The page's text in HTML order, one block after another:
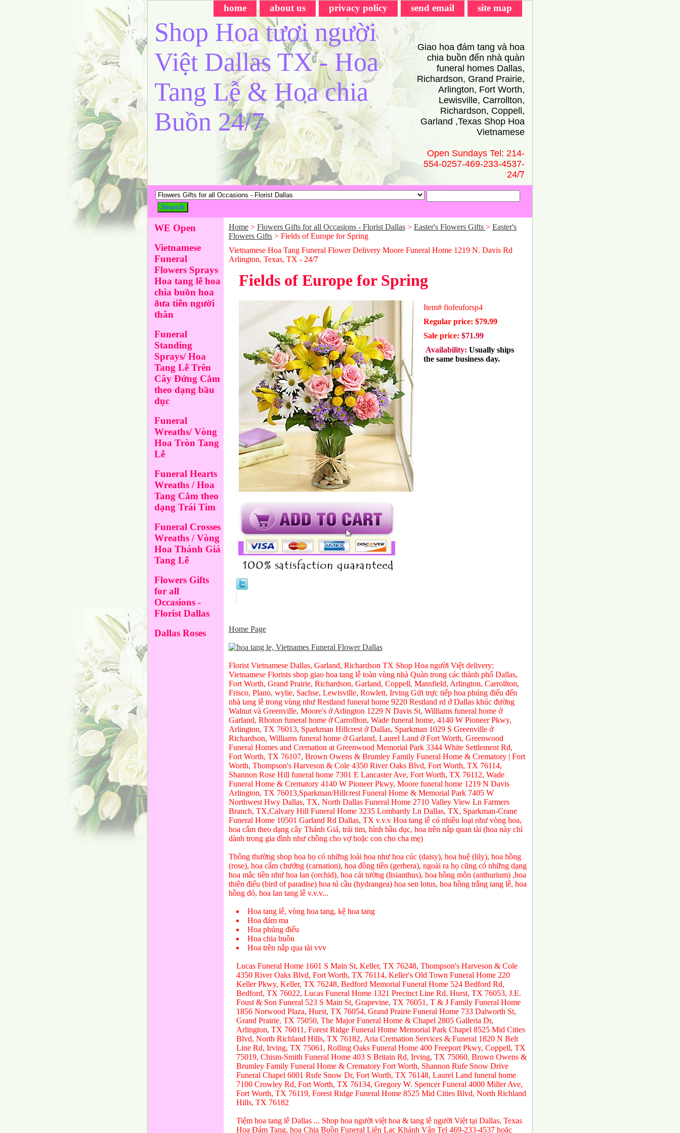
home about us privacy policy send email site map
Shop Hoa tươi người
Việt Dallas TX - Hoa
Tang Lễ & Hoa chia
Buồn 24/7
Giao hoa đám tang và hoa
chia buồn đến nhà quàn
funeral homes Dallas,
Richardson, Grand Prairie,
Arlington, Fort Worth,
Lewisville, Carrollton,
Richardson, Coppell,
Garland ,Texas Shop Hoa
Vietnamese
Open Sundays Tel: 214-
554-0257-469-233-4537-
24/̃7
Home > Flowers Gifts for all Occasions - Florist Dallas > Easter's Flowers Gifts > Easter's
Flowers Gifts > Fields of Europe for Spring
Vietnamese Hoa Tang Funeral Flower Delivery Moore Funeral Home 1219 N. Davis Rd
Arlington, Texas, TX - 24/̃7
Fields of Europe for Spring
Item# fiofeuforsp4
Regular price: $79.99
Sale price: $71.99
Availability: Usually ships
the same business day.
Home Page
Florist Vietnamese Dallas, Garland, Richardson TX Shop Hoa người Việt delivery:
Vietnamese Florists shop giao hoa tang lễ toàn vùng nhà Quàn trong các thành phố Dallas,
Fort Worth, Grand Prairie, Richardson, Garland, Coppell, Mansfield, Arlington, Carrollton,
Frisco, Plano, wylie, Sachse, Lewisville, Rowlett, Irving Gửi trực tiếp hoa phúng điếu đến
nhà tang lễ trong vùng như Restland funeral home 9220 Restland rd ở Dallas khúc đường
Walnut và Greenville, Moore's ở Arlington 1229 N Davis St, Williams funeral home ở
Garland, Rhoton funeral home ở Carrollton, Wade funeral home, 4140 W Pioneer Pkwy,
Arlington, TX 76013, Sparkman Hillcrest ở Dallas, Sparkman 1029 S Greenville ở
Richardson, Williams funeral home ở Garland, Laurel Land ở Fort Worth, Greenwood
Funeral Homes and Cremation at Greenwood Memorial Park 3344 White Settlement Rd,
Fort Worth, TX 76107, Brown Owens & Brumley Family Funeral Home & Crematory | Fort
Worth, Thompson's Harveson & Cole 4350 River Oaks Blvd, Fort Worth, TX 76114,
Shannon Rose Hill funeral home 7301 E Lancaster Ave, Fort Worth, TX 76112, Wade
Funeral Home & Crematory 4140 W Pioneer Pkwy, Moore funeral home 1219 N Davis
Arlington, TX 76013,Sparkman/Hillcrest Funeral Home & Memorial Park 7405 W
Northwest Hwy Dallas, TX, North Dallas Funeral Home 2710 Valley View Ln Farmers
Branch, TX,Calvary Hill Funeral Home 3235 Lombardy Ln Dallas, TX, Sparkman-Crane
Funeral Home 10501 Garland Rd Dallas, TX v.v.v Hoa tang lễ có nhiều loại như vòng hoa,
hoa cắm theo dạng cây Thánh Giá, trái tim, hình bầu dục, hoa trên nắp quan tài (hoa này chỉ
dành trong gia đình như chồng cho vợ hoặc con cho cha mẹ)
Thông thường shop hoa họ có những loài hoa như hoa cúc (daisy), hoa huệ (lily), hoa hồng
(rose), hoa cẩm chướng (carnation), hoa đồng tiền (gerbera), ngoài ra họ cũng có những dạng
hoa mắc tiền như hoa lan (orchid), hoa cát tường (lisianthus), hoa hồng môn (anthurium) ,hoa
thiên điểu (bird of paradise) hoa tú cầu (hydrangea) hoa sen lotus, hoa hồng trắng tang lễ, hoa
hồng đỏ, hoa lan tang lễ v.v.v...
Hoa tang lễ, vòng hoa tang, kệ hoa tang
Hoa đám ma
Hoa phúng điếu
Hoa chia buồn
Hoa trên nắp qua tài vvv
Lucas Funeral Home 1601 S Main St, Keller, TX 76248, Thompson's Harveson & Cole
4350 River Oaks Blvd, Fort Worth, TX 76114, Keller's Old Town Funeral Home 220
Keller Pkwy, Keller, TX 76248, Bedford Memorial Funeral Home 524 Bedford Rd,
Bedford, TX 76022, Lucas Funeral Home 1321 Precinct Line Rd, Hurst, TX 76053, J.E.
Foust & Son Funeral 523 S Main St, Grapevine, TX 76051, T & J Family Funeral Home
1856 Norwood Plaza, Hurst, TX 76054, Grand Prairie Funeral Home 733 Dalworth St,
Grand Prairie, TX 75050, The Major Funeral Home & Chapel 2805 Galleria Dr,
Arlington, TX 76011, Forest Ridge Funeral Home Memorial Park Chapel 8525 Mid Cities
Blvd, North Richland Hills, TX 76182, Aria Cremation Services & Funeral 1820 N Belt
Line Rd, Irving, TX 75061, Rolling Oaks Funeral Home 400 Freeport Pkwy, Coppell, TX
75019, Chism-Smith Funeral Home 403 S Britain Rd, Irving, TX 75060, Brown Owens &
Brumley Family Funeral Home & Crematory Fort Worth, Shannon Rufe Snow Drive
Funeral Chapel 6001 Rufe Snow Dr, Fort Worth, TX 76148, Laurel Land funeral home
7100 Crowley Rd, Fort Worth, TX 76134, Gregory W. Spencer Funeral 4000 Miller Ave,
Fort Worth, TX 76119, Forest Ridge Funeral Home 8525 Mid Cities Blvd, North Richland
Hills, TX 76182
Tiệm hoa tang lễ Dallas ... Shop hoa người việt hoa & tang lễ người Việt tại Dallas, Texas
Hoa Đám Tang, hoa Chia Buồn Funeral Liên Lạc Khánh Vân Tel 469-233-4537 hoặc
WE Open
Vietnamese
Funeral
Flowers Sprays
Hoa tang lễ hoa
chia buồn hoa
ðưa tiễn người
thân
Funeral
Standing
Sprays/ Hoa
Tang Lễ Trên
Cây Đứng Cắm
theo dạng bầu
dục
Funeral
Wreaths/ Vòng
Hoa Tròn Tang
Lễ
Funeral Hearts
Wreaths / Hoa
Tang Cắm theo
dạng Trái Tim
Funeral Crosses
Wreaths / Vòng
Hoa Thánh Giá
Tang Lễ
Flowers Gifts
for all
Occasions -
Florist Dallas
Dallas Roses